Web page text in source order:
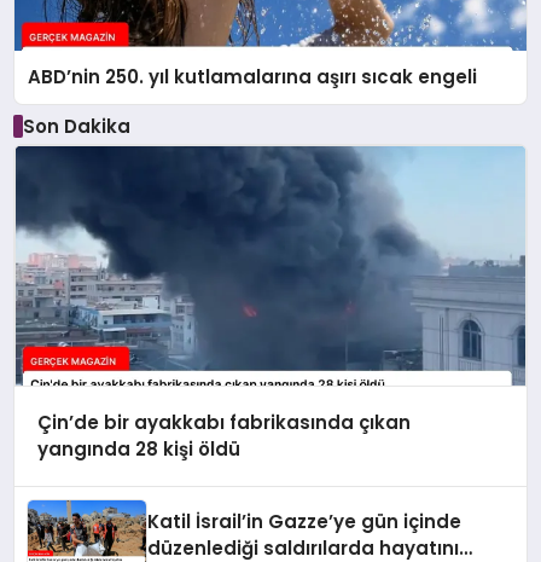
ABD’nin 250. yıl kutlamalarına aşırı sıcak engeli
Son Dakika
Çin’de bir ayakkabı fabrikasında çıkan
yangında 28 kişi öldü
Katil İsrail’in Gazze’ye gün içinde
düzenlediği saldırılarda hayatını